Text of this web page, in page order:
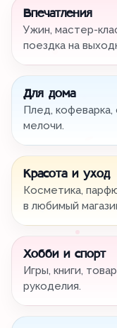
Впечатления
Ужин, мастер-
поездка на
Для дома
Плед,
мелочи.
Красота и уход
Косметика,
в любимый
Хобби и спорт
Игры, книги,
рукоделия.